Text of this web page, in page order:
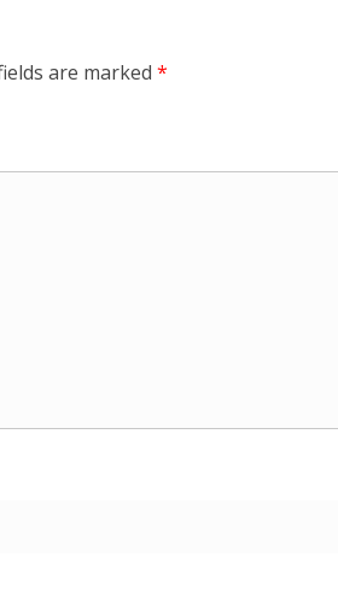
are marked *